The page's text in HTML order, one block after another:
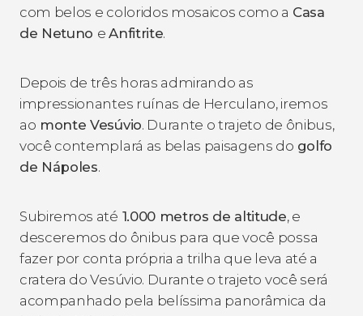
com belos e coloridos mosaicos como a Casa
de Netuno eAnfitrite.
Depois de três horas admirando as
impressionantes ruínas de Herculano, iremos
ao monte Vesúvio. Durante o trajeto de ônibus,
você contemplará as belas paisagens do golfo
de Nápoles.
Subiremos até 1.000 metros de altitude, e
desceremos do ônibus para que você possa
fazer por conta própria a trilha que leva até a
cratera do Vesúvio. Durante o trajeto você será
acompanhado pela belíssima panorâmica da